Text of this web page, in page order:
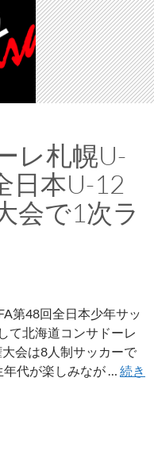
レ札幌U-
日本U-12
会で1次ラ
第48回全日本少年サッ
て北海道コンサドーレ
会は8人制サッカーで
代が楽しみなが … 続き